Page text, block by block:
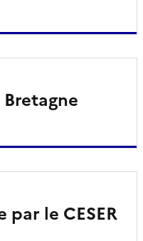
le CESER